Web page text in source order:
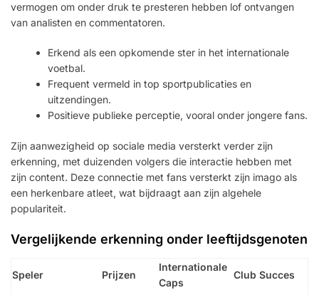
vermogen om onder druk te presteren hebben lof ontvangen
van analisten en commentatoren.
Erkend als een opkomende ster in het internationale
voetbal.
Frequent vermeld in top sportpublicaties en
uitzendingen.
Positieve publieke perceptie, vooral onder jongere fans.
Zijn aanwezigheid op sociale media versterkt verder zijn
erkenning, met duizenden volgers die interactie hebben met
zijn content. Deze connectie met fans versterkt zijn imago als
een herkenbare atleet, wat bijdraagt aan zijn algehele
populariteit.
Vergelijkende erkenning onder leeftijdsgenoten
Speler Prijzen
Internationale
Caps
Club Succes